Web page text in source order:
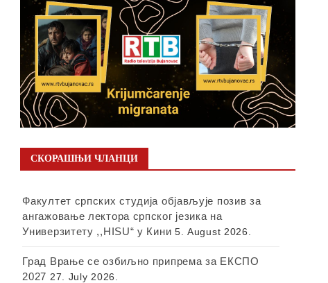
СКОРАШЊИ ЧЛАНЦИ
Факултет српских студија објављује позив за
ангажовање лектора српског језика на
Универзитету ,,HISU“ у Кини 5. August 2026.
Град Врање се озбиљно припрема за ЕКСПО
2027 27. July 2026.